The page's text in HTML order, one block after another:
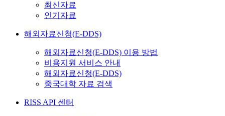
최신자료
인기자료
해외자료신청(E-DDS)
해외자료신청(E-DDS) 이용 방법
비용지원 서비스 안내
해외자료신청(E-DDS)
중국대학 자료 검색
RISS API 센터